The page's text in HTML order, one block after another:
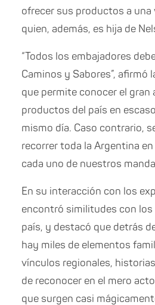
ofrecer sus productos a
quien, además, es hija de
“Todos los embajadores
Caminos y Sabores”, afirmó
que permite conocer el gran
productos del país en
mismo día. Caso contrario,
recorrer toda la Argentina
cada uno de nuestros
En su interacción con los
encontró similitudes con
país, y destacó que detrás
hay miles de elementos
vínculos regionales,
de reconocer en el mero
que surgen casi